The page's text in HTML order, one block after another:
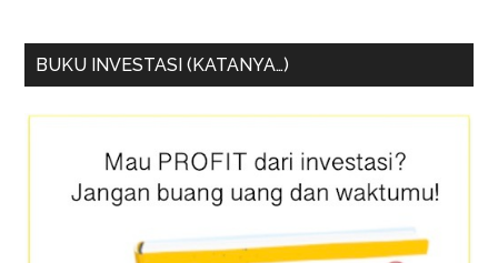
BUKU INVESTASI (KATANYA…)